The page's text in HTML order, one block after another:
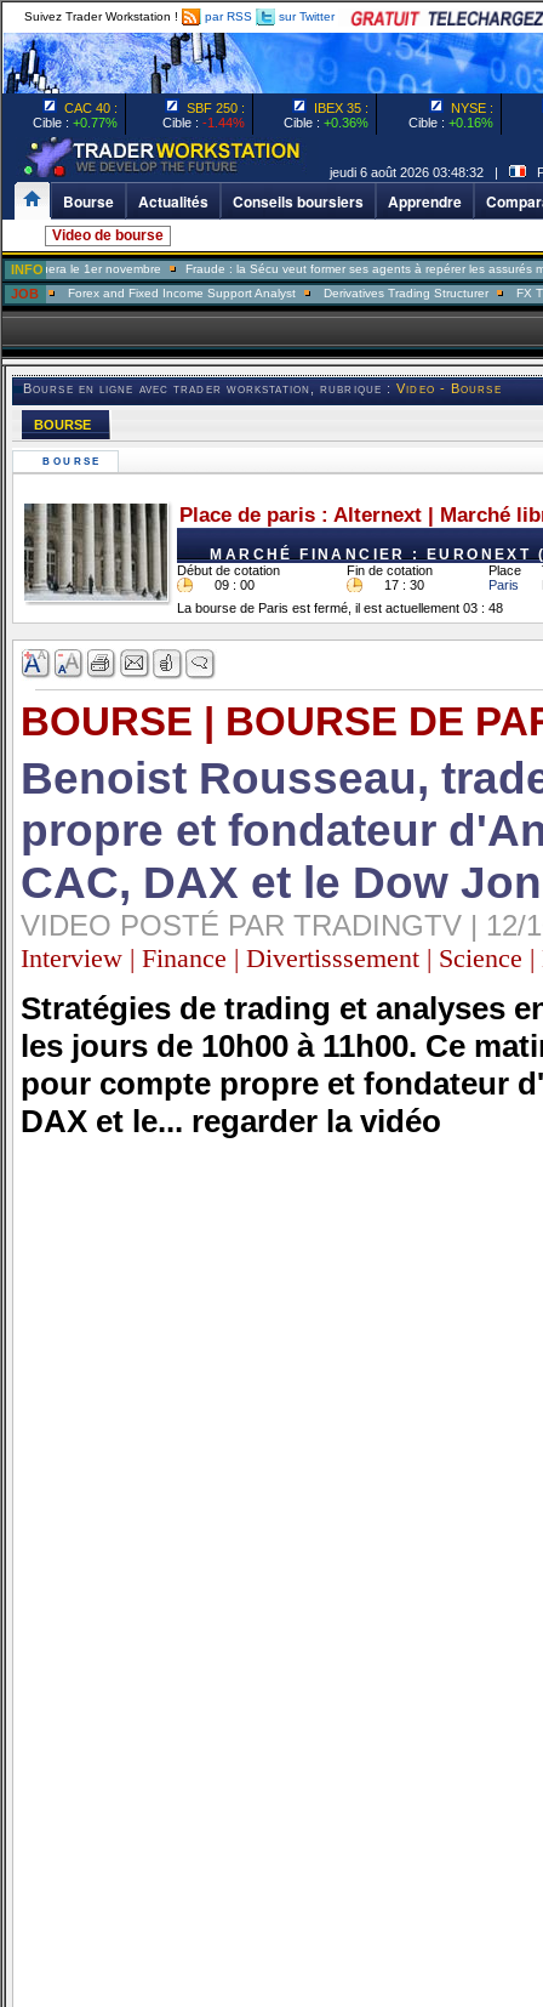
Suivez Trader Workstation ! par RSS sur Twitter
CAC 40 :
Cible : +0.77%
SBF 250 :
Cible : -1.44%
IBEX 35 :
Cible : +0.36%
NYSE :
Cible : +0.16%
jeudi 6 août 2026 03:48:32 |
Bourse Actualités Conseils boursiers Apprendre
Video de bourse
INFO
le 1er novembre Fraude : la Sécu veut former ses agents à repérer les assurés menteurs
JOB
Forex and Fixed Income Support Analyst Derivatives Trading Structurer FX Trader
Bourse en ligne avec trader workstation, rubrique :Video - Bourse
BOURSE
BOURSE
Place de paris : Alternext | Marché
MARCHÉ FINANCIER : EURONEXT
Début de cotation Fin de cotation Place
09 : 00
17 : 30 Paris
La bourse de Paris est fermé, il est actuellement 03 : 48
BOURSE | BOURSE DE
Benoist Rousseau,
propre et fondateur
CAC, DAX et le Dow
VIDEO POSTÉ PAR TRADINGTV | 12/
Interview | Finance | Divertisssement | Science
Stratégies de trading et analyses
les jours de 10h00 à 11h00. Ce
pour compte propre et fondateur
DAX et le... regarder la vidéo